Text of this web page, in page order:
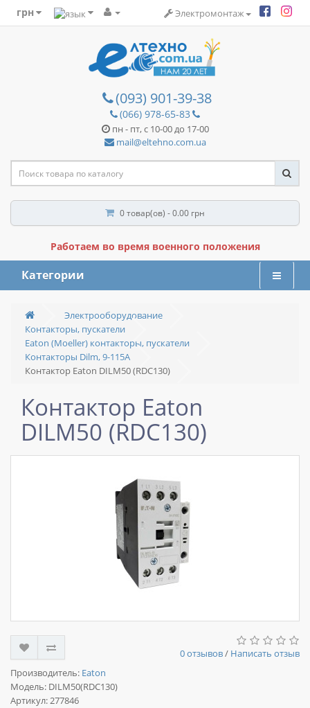
грн Электромонтаж
(093) 901-39-38
(066) 978-65-83
пн - пт, с 10-00 до 17-00
mail@eltehno.com.ua
0 товар(ов) - 0.00 грн
Работаем во время военного положения
Категории
Электрооборудование
Контакторы, пускатели
Eaton (Moeller) контакторы, пускатели
Контакторы Dilm, 9-115A
Контактор Eaton DILM50 (RDC130)
Контактор Eaton
DILM50 (RDC130)
0 отзывов/ Написать отзыв
Производитель: Eaton
Модель: DILM50(RDC130)
Артикул: 277846